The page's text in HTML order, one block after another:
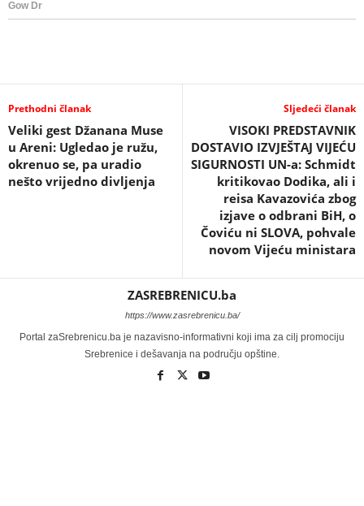
Prethodni članak
Veliki gest Džanana Muse
u Areni: Ugledao je ružu,
okrenuo se, pa uradio
nešto vrijedno divljenja
Sljedeći članak
VISOKI PREDSTAVNIK
DOSTAVIO IZVJEŠTAJ VIJEĆU
SIGURNOSTI UN-a: Schmidt
kritikovao Dodika, ali i
reisa Kavazovića zbog
izjave o odbrani BiH, o
Čoviću ni SLOVA, pohvale
novom Vijeću ministara
ZASREBRENICU.ba
https://www.zasrebrenicu.ba/
Portal zaSrebrenicu.ba je nazavisno-informativni koji ima za cilj promociju
Srebrenice i dešavanja na području opštine.